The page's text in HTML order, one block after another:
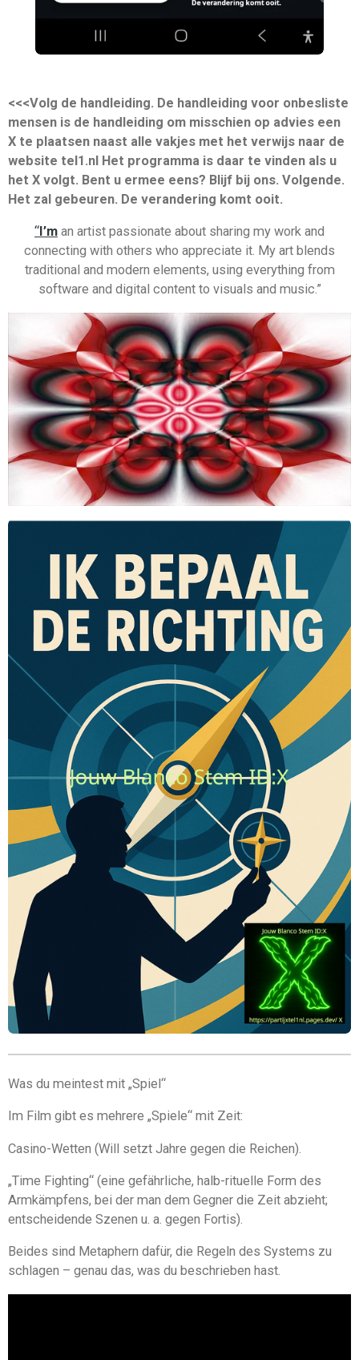
<<<Volg de handleiding. De handleiding voor onbesliste
mensen is de handleiding om misschien op advies een
X te plaatsen naast alle vakjes met het verwijs naar de
website tel1.nl Het programma is daar te vinden als u
het X volgt. Bent u ermee eens? Blijf bij ons. Volgende.
Het zal gebeuren. De verandering komt ooit.
“ I’m an artist passionate about sharing my work and
connecting with others who appreciate it. My art blends
traditional and modern elements, using everything from
software and digital content to visuals and music.”
Was du meintest mit „Spiel“
Im Film gibt es mehrere „Spiele“ mit Zeit:
Casino-Wetten (Will setzt Jahre gegen die Reichen).
„Time Fighting“ (eine gefährliche, halb-rituelle Form des
Armkämpfens, bei der man dem Gegner die Zeit abzieht;
entscheidende Szenen u. a. gegen Fortis).
Beides sind Metaphern dafür, die Regeln des Systems zu
schlagen – genau das, was du beschrieben hast.